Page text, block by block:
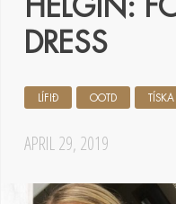
DRESS
APRIL 29, 2019
LÍFIÐ OOTD TÍSKA